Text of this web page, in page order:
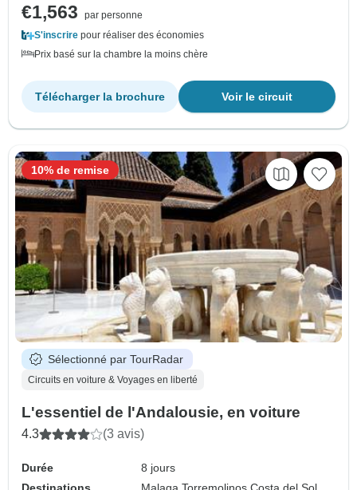
€1,563
par personne
S'inscrire pour réaliser des économies
Prix basé sur la chambre la moins chère
Voir le circuit
Télécharger la brochure
Sélectionné par TourRadar
Circuits en voiture & Voyages en liberté
L'essentiel de l'Andalousie, en voiture
4.3 (3 avis)
Durée
8 jours
10% de remise